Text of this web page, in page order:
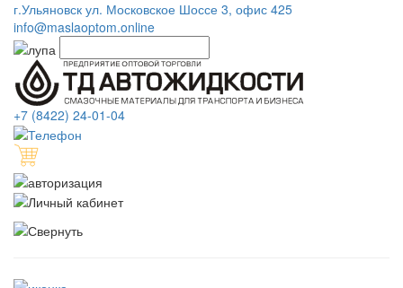
г.Ульяновск ул. Московское Шоссе 3, офис 425
info@maslaoptom.online
+7 (8422) 24-01-04